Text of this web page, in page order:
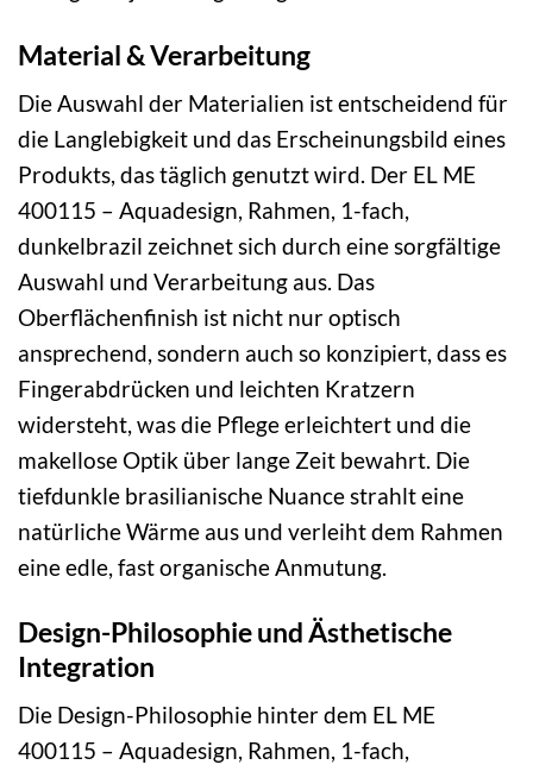
Material & Verarbeitung
Die Auswahl der Materialien ist entscheidend für
die Langlebigkeit und das Erscheinungsbild eines
Produkts, das täglich genutzt wird. Der EL ME
400115 – Aquadesign, Rahmen, 1-fach,
dunkelbrazil zeichnet sich durch eine sorgfältige
Auswahl und Verarbeitung aus. Das
Oberflächenfinish ist nicht nur optisch
ansprechend, sondern auch so konzipiert, dass es
Fingerabdrücken und leichten Kratzern
widersteht, was die Pflege erleichtert und die
makellose Optik über lange Zeit bewahrt. Die
tiefdunkle brasilianische Nuance strahlt eine
natürliche Wärme aus und verleiht dem Rahmen
eine edle, fast organische Anmutung.
Design-Philosophie und Ästhetische
Integration
Die Design-Philosophie hinter dem EL ME
400115 – Aquadesign, Rahmen, 1-fach,